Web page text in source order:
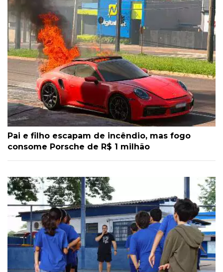
Pai e filho escapam de incêndio, mas fogo
consome Porsche de R$ 1 milhão